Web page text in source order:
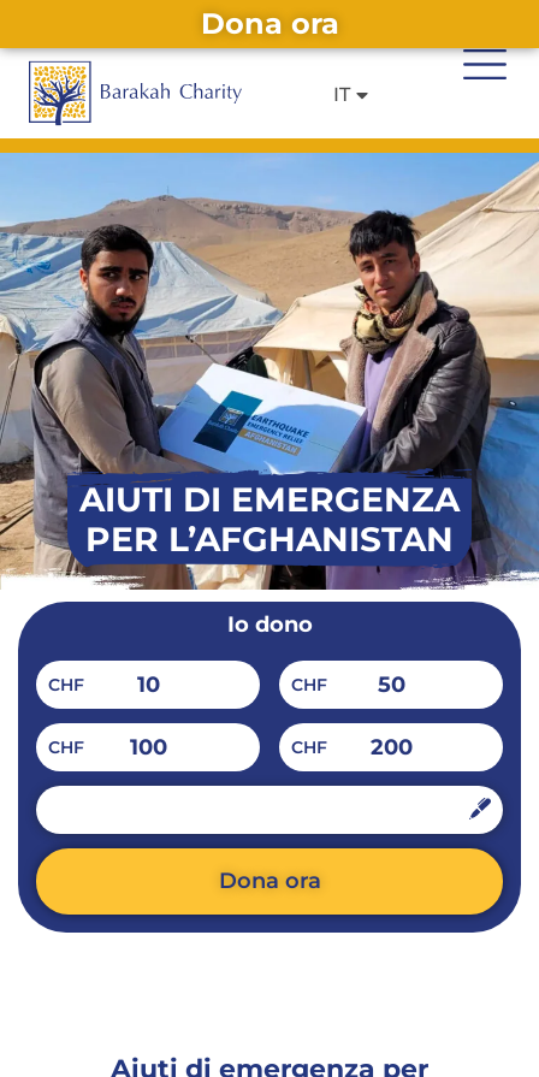
Dona ora
Alternative:
IT
EN
FR
AIUTI DI EMERGENZA
PER L’AFGHANISTAN
Io dono
10
CHF 50
CHF
100
CHF 200
CHF
Dona ora
Alternative:
Aiuti di emergenza per